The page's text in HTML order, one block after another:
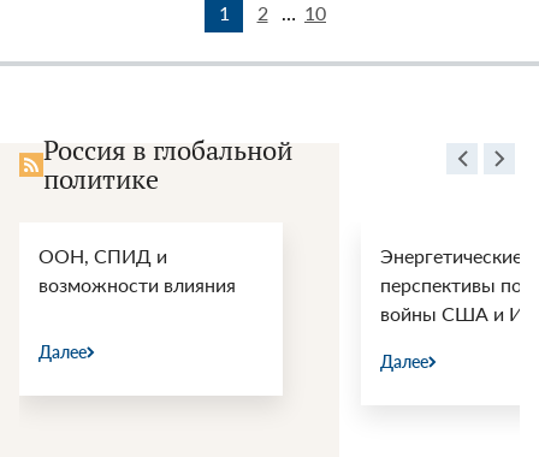
СВОП
1 2 … 10
Россия в глобальной
политике
ООН, СПИД и
возможности влияния
Далее
Энергетические
перспективы
войны США и
Далее